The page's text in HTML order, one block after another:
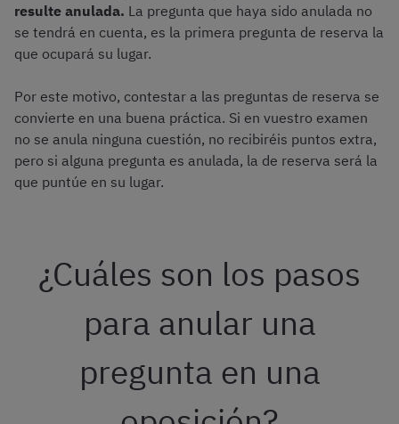
resulte anulada. La pregunta que haya sido anulada no
se tendrá en cuenta, es la primera pregunta de reserva la
que ocupará su lugar.
Por este motivo, contestar a las preguntas de reserva se
convierte en una buena práctica. Si en vuestro examen
no se anula ninguna cuestión, no recibiréis puntos extra,
pero si alguna pregunta es anulada, la de reserva será la
que puntúe en su lugar.
¿Cuáles son los pasos
para anular una
pregunta en una